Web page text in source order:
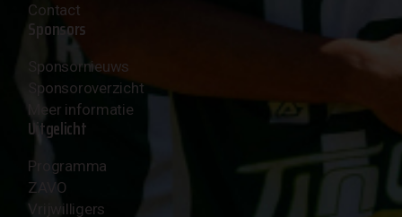
Contact
Sponsors
Sponsornieuws
Sponsoroverzicht
Meer informatie
Uitgelicht
Programma
ZAVO
Vrijwilligers